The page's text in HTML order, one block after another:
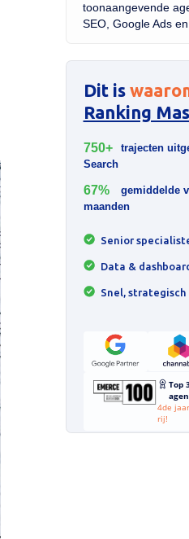
toonaangevende
SEO, Google Ads
Dit is
Ranking
750+
trajecten
Search
67%
gemiddelde
maanden
Senior
Data &
Snel, strategisch
Top
4de
rij!